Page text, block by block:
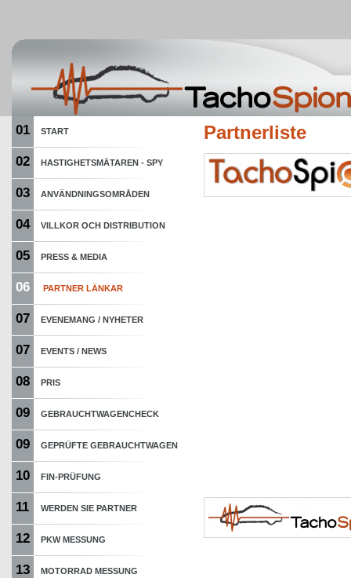
01 START
02 HASTIGHETSMÄTAREN - SPY
03 ANVÄNDNINGSOMRÅDEN
04 VILLKOR OCH DISTRIBUTION
05 PRESS & MEDIA
06 PARTNER LÄNKAR
07 EVENEMANG / NYHETER
07 EVENTS / NEWS
08 PRIS
09 GEBRAUCHTWAGENCHECK
09 GEPRÜFTE GEBRAUCHTWAGEN
10 FIN-PRÜFUNG
11 WERDEN SIE PARTNER
12 PKW MESSUNG
13 MOTORRAD MESSUNG
Partnerliste